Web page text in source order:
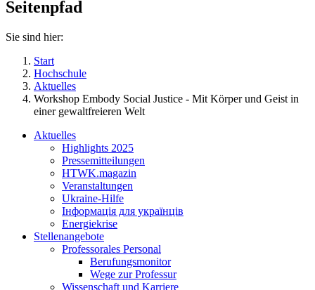
Seitenpfad
Sie sind hier:
Start
Hochschule
Aktuelles
Workshop Embody Social Justice - Mit Körper und Geist in
einer gewaltfreieren Welt
Aktuelles
Highlights 2025
Pressemitteilungen
HTWK.magazin
Veranstaltungen
Ukraine-Hilfe
Інформація для українців
Energiekrise
Stellenangebote
Professorales Personal
Berufungsmonitor
Wege zur Professur
Wissenschaft und Karriere